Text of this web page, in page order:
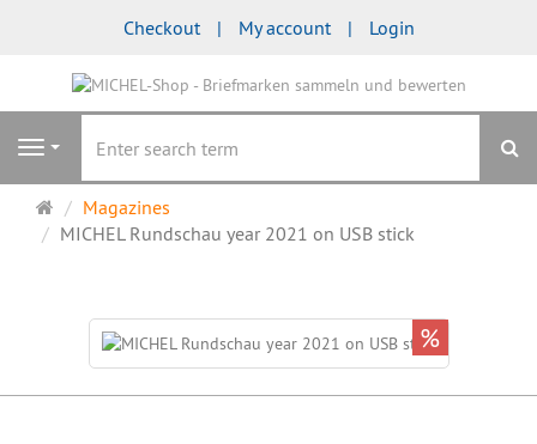
Checkout My account Login
Navigation
Main
page
Magazines
MICHEL Rundschau year 2021 on USB stick
%